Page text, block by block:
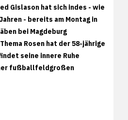
Gislason hat sich indes - wie
- bereits am Montag in
bei Magdeburg
Rosen hat der 58-jährige
seine innere Ruhe
fußballfeldgroßen